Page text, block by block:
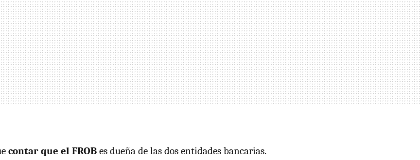
contar que el FROB es dueña de las dos entidades bancarias.